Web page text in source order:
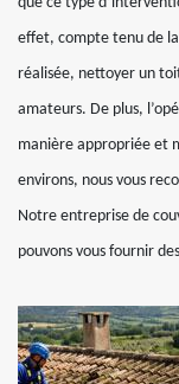
effet, compte tenu de
réalisée, nettoyer un
amateurs. De plus,
manière appropriée et
environs, nous vous
Notre entreprise de
pouvons vous fournir